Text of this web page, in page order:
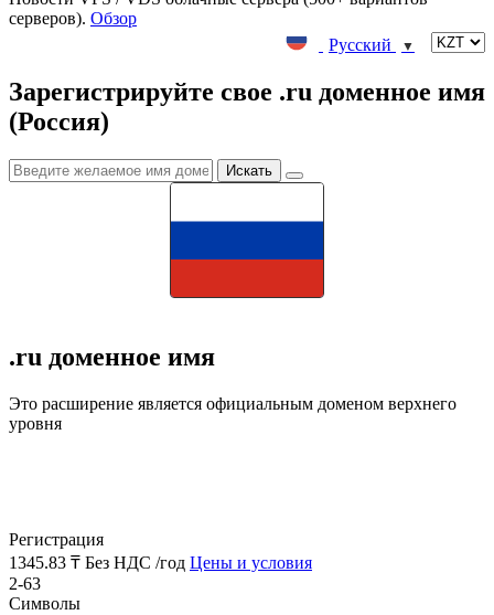
серверов). Обзор
Русский
▼
Зарегистрируйте свое .ru доменное имя
(Россия)
.ru доменное имя
Это расширение является официальным доменом верхнего
уровня
Регистрация
1345.83 ₸ Без НДС /год Цены и условия
2-63
Символы